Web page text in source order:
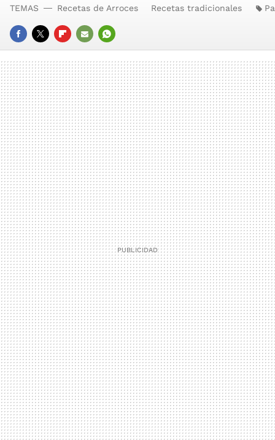
FACEBOOK
TWITTERFLIPBOARD
E-
MAIL
WHATSAPP
TEMAS Recetas de Arroces Recetas tradicionales